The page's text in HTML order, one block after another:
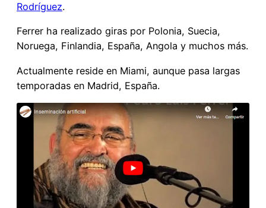
Rodríguez.
Ferrer ha realizado giras por Polonia, Suecia,
Noruega, Finlandia, España, Angola y muchos más.
Actualmente reside en Miami, aunque pasa largas
temporadas en Madrid, España.